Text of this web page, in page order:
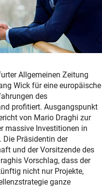
Allgemeinen Zeitung
Wick für eine europäische
des
profitiert. Ausgangspunkt
von Mario Draghi zur
massive Investitionen in
Präsidentin der
und der Vorsitzende des
Vorschlag, dass der
nicht nur Projekte,
ganze